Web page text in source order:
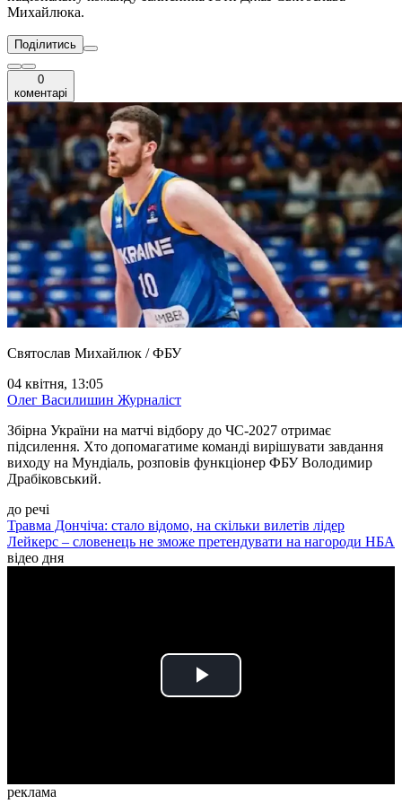
Михайлюка.
Поділитись
0
коментарі
Святослав Михайлюк / ФБУ
04 квітня, 13:05
Олег Василишин Журналіст
Збірна України на матчі відбору до ЧС-2027 отримає
підсилення. Хто допомагатиме команді вирішувати завдання
виходу на Мундіаль, розповів функціонер ФБУ Володимир
Драбіковський.
до речі
Травма Дончіча: стало відомо, на скільки вилетів лідер
Лейкерс – словенець не зможе претендувати на нагороди НБА
відео дня
Play
реклама